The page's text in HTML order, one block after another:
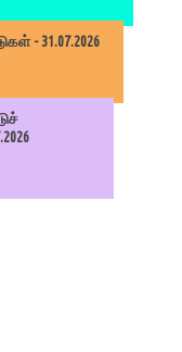
- 31.07.2026